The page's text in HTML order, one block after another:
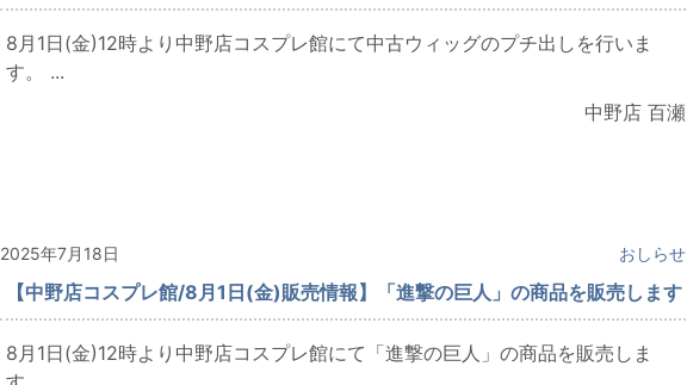
8月1日(金)12時より中野店コスプレ館にて中古ウィッグのプチ出しを行いま
す。 ...
中野店 百瀬
2025年7月18日 おしらせ
【中野店コスプレ館/8月1日(金)販売情報】「進撃の巨人」の商品を販売します
8月1日(金)12時より中野店コスプレ館にて「進撃の巨人」の商品を販売しま